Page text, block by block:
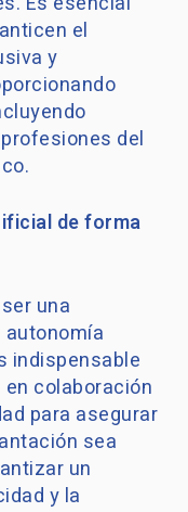
el
y
del
de forma
una
indispensable
colaboración
para asegurar
sea
un
y la